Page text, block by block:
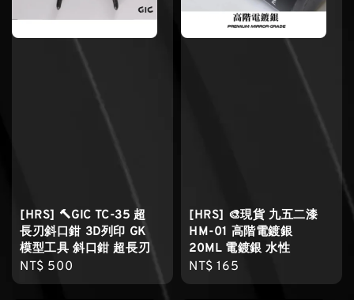
[HRS] 🔨GIC TC-35 超
長刃斜口鉗 3D列印 GK
模型工具 斜口鉗 超長刃
Regular
price
NT$ 500
[HRS] 🎨現貨 九五二漆
HM-01 高階電鍍銀
20ML 電鍍銀 水性
Regular
price
NT$ 165